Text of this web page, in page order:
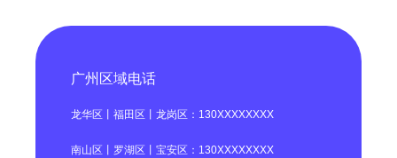
广州区域电话
龙华区丨福田区丨龙岗区：130XXXXXXXX
南山区丨罗湖区丨宝安区：130XXXXXXXX